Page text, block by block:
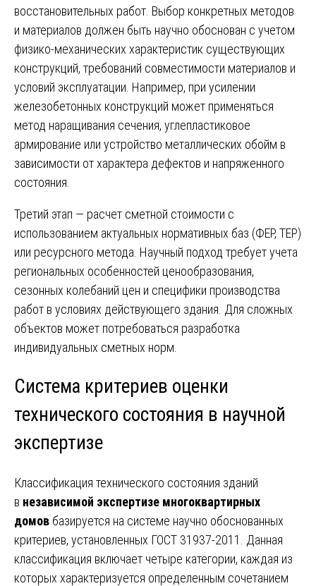
восстановительных работ. Выбор конкретных методов
и материалов должен быть научно обоснован с учетом
физико-механических характеристик существующих
конструкций, требований совместимости материалов и
условий эксплуатации. Например, при усилении
железобетонных конструкций может применяться
метод наращивания сечения, углепластиковое
армирование или устройство металлических обойм в
зависимости от характера дефектов и напряженного
состояния.
Третий этап — расчет сметной стоимости с
использованием актуальных нормативных баз (ФЕР, ТЕР)
или ресурсного метода. Научный подход требует учета
региональных особенностей ценообразования,
сезонных колебаний цен и специфики производства
работ в условиях действующего здания. Для сложных
объектов может потребоваться разработка
индивидуальных сметных норм.
Система критериев оценки
технического состояния в научной
экспертизе
Классификация технического состояния зданий
в независимой экспертизе многоквартирных
домов базируется на системе научно обоснованных
критериев, установленных ГОСТ 31937-2011. Данная
классификация включает четыре категории, каждая из
которых характеризуется определенным сочетанием